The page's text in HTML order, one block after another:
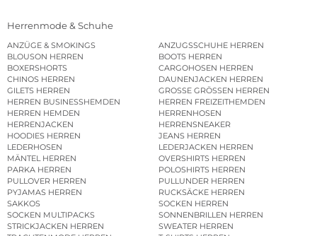
Herrenmode & Schuhe
ANZÜGE & SMOKINGS
ANZUGSSCHUHE HERREN
BLOUSON HERREN
BOOTS HERREN
BOXERSHORTS
CARGOHOSEN HERREN
CHINOS HERREN
DAUNENJACKEN HERREN
GILETS HERREN
GROSSE GRÖSSEN HERREN
HERREN BUSINESSHEMDEN
HERREN FREIZEITHEMDEN
HERREN HEMDEN
HERRENHOSEN
HERRENJACKEN
HERRENSNEAKER
HOODIES HERREN
JEANS HERREN
LEDERHOSEN
LEDERJACKEN HERREN
MÄNTEL HERREN
OVERSHIRTS HERREN
PARKA HERREN
POLOSHIRTS HERREN
PULLOVER HERREN
PULLUNDER HERREN
PYJAMAS HERREN
RUCKSÄCKE HERREN
SAKKOS
SOCKEN HERREN
SOCKEN MULTIPACKS
SONNENBRILLEN HERREN
STRICKJACKEN HERREN
SWEATER HERREN